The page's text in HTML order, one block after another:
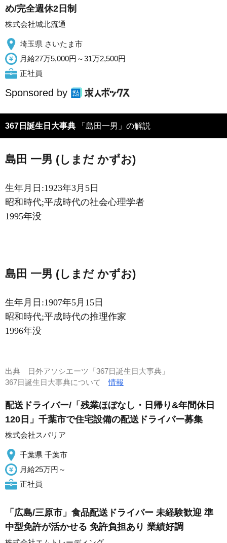
め/完全週休2日制
株式会社城北流通
埼玉県 さいたま市
月給27万5,000円～31万2,500円
正社員
Sponsored by
367日誕生日大事典 「島田一男」の解説
島田 一男 (しまだ かずお)
生年月日:1923年3月5日
昭和時代;平成時代の社会心理学者
1995年没
島田 一男 (しまだ かずお)
生年月日:1907年5月15日
昭和時代;平成時代の推理作家
1996年没
出典
日外アソシエーツ「367日誕生日大事典」
367日誕生日大事典について情報
配送ドライバー/「残業ほぼなし・日帰り&年間休日
120日」千葉市で住宅設備の配送ドライバー募集
株式会社スパリア
千葉県 千葉市
月給25万円～
正社員
「広島/三原市」食品配送ドライバー 未経験歓迎 準
中型免許が活かせる 免許負担あり 業績好調